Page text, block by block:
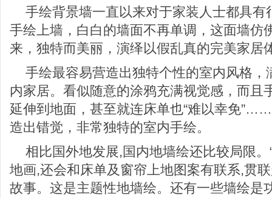
手绘背景墙一直以来对于家装人士都具
手绘上墙，白白的墙面不再单调，这面墙仿
来，独特而美丽，演绎以假乱真的完美家居
手绘最容易营造出独特个性的室内风格
内家居。看似随意的涂鸦充满视觉感，而且
延伸到地面，甚至就连床单也“难以幸免
造出错觉，非常独特的室内手绘。
相比国外地发展,国内地墙绘还比较局限
地画,还会和床单及窗帘上地图案有联系,贯
故事。这是主题性地墙绘。还有一些墙绘是